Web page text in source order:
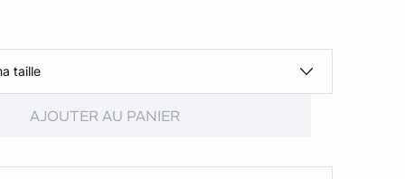
taille
AJOUTER AU PANIER